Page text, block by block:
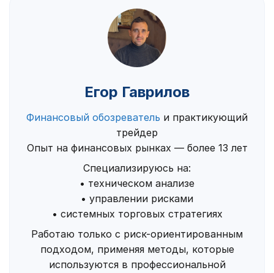
Егор Гаврилов
Финансовый обозреватель и практикующий
трейдер
Опыт на финансовых рынках — более 13 лет
Специализируюсь на:
• техническом анализе
• управлении рисками
• системных торговых стратегиях
Работаю только с риск-ориентированным
подходом, применяя методы, которые
используются в профессиональной